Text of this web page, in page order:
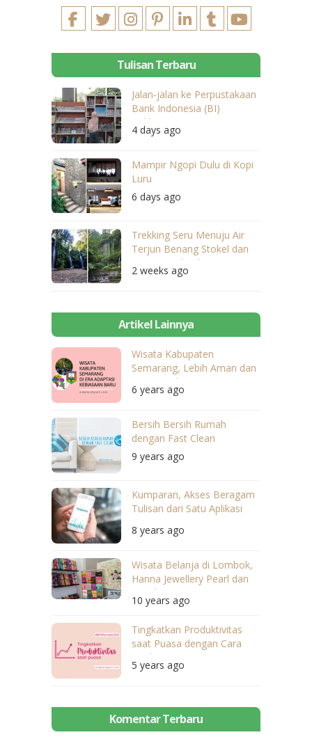
Tulisan Terbaru
Jalan-jalan ke Perpustakaan
Bank Indonesia (BI)
Balikpapan
4 days ago
Mampir Ngopi Dulu di Kopi
Luru
6 days ago
Trekking Seru Menuju Air
Terjun Benang Stokel dan
Benang Kelambu
2 weeks ago
Artikel Lainnya
Wisata Kabupaten
Semarang, Lebih Aman dan
Nyaman dengan Penerapan
Protokol Kesehatan
6 years ago
Bersih Bersih Rumah
dengan Fast Clean
9 years ago
Kumparan, Akses Beragam
Tulisan dari Satu Aplikasi
8 years ago
Wisata Belanja di Lombok,
Hanna Jewellery Pearl dan
Songket Tempatnya
10 years ago
Tingkatkan Produktivitas
saat Puasa dengan Cara
Berikut
5 years ago
Komentar Terbaru